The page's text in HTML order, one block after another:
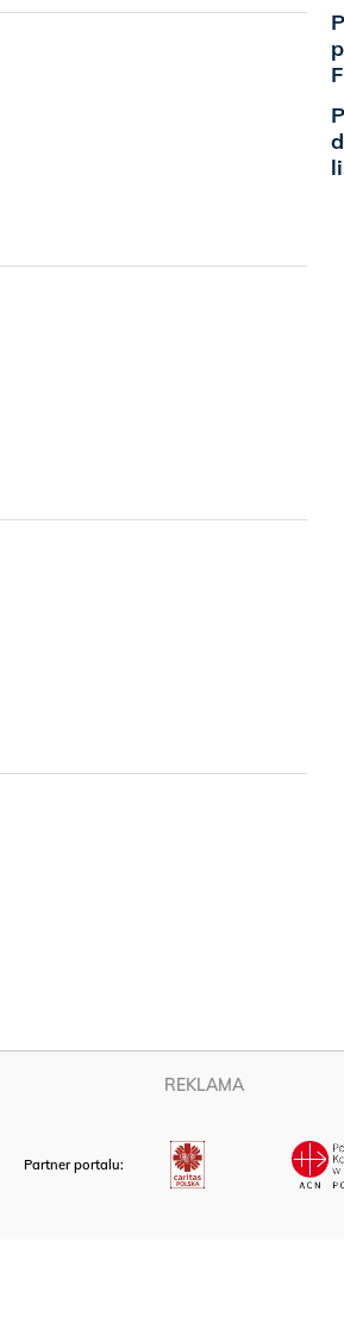
REKLAMA
Partner portalu: